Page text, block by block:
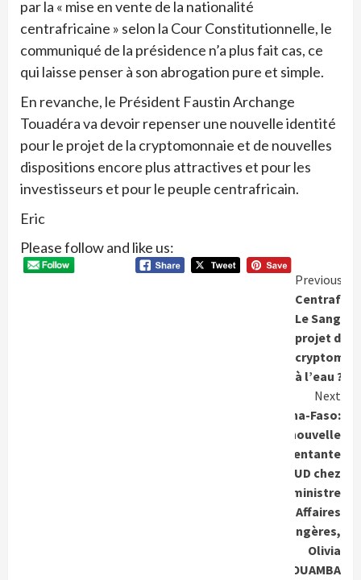
par la « mise en vente de la nationalité
centrafricaine » selon la Cour Constitutionnelle, le
communiqué de la présidence n’a plus fait cas, ce
qui laisse penser à son abrogation pure et simple.
En revanche, le Président Faustin Archange
Touadéra va devoir repenser une nouvelle identité
pour le projet de la cryptomonnaie et de nouvelles
dispositions encore plus attractives et pour les
investisseurs et pour le peuple centrafricain.
Eric
Please follow and like us:
Previous
Le Sango
projet de
à l’eau ?
Next
Burkina-Faso:
Une nouvelle
représentante
du PNUD chez
la ministre
des Affaires
Etrangères,
Olivia
ROUAMBA